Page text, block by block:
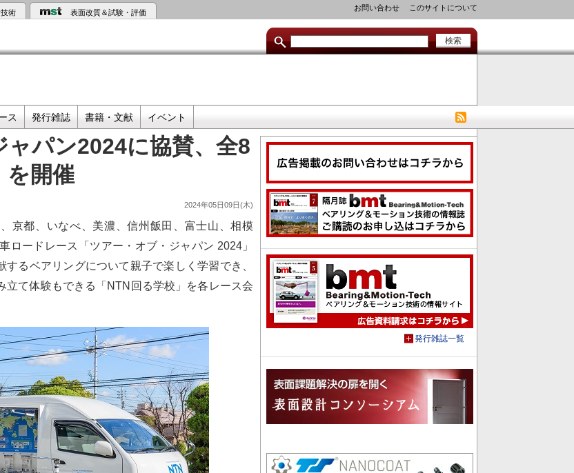
術 表面改質＆試験・評価
カ
ン
ン
ク
お問い合わせ このサイトについて
ス 発行雑誌 書籍・文献 イベント
パン2024に協賛、全8
を開催
2024年05日09日(木)
京都、いなべ、美濃、信州飯田、富士山、相模
ロードレース「ツアー・オブ・ジャパン 2024」
るベアリングについて親子で楽しく学習でき、
立て体験もできる「NTN回る学校」を各レース会
発行雑誌一覧